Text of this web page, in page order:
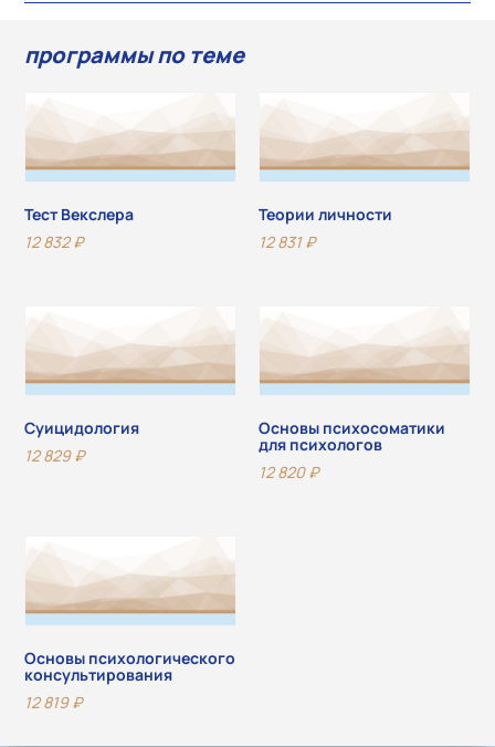
программы по теме
Тест Векслера
12 832₽
Теории личности
12 831₽
Суицидология
12 829₽
Основы психосоматики
для психологов
12 820₽
Основы психологического
консультирования
12 819₽